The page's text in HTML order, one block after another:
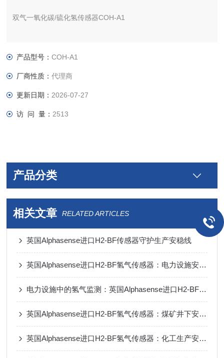
双气一氧化碳/硫化氢传感器COH-A1
COH-A1 型传感器在外型尺才和电极结构方面提供一个方法，在
硫化氢、酸气和类似于二氧化硫和氧化氮的交叉灵敏度。在便携
产品型号：COH-A1
厂商性质：代理商
更新日期： 2026-07-27
访 问 量： 2513
产品分类
相关文章 RELATED ARTICLES
英国Alphasense进口H2-BF传感器守护生产安稳线
英国Alphasense进口H2-BF氢气传感器：电力设施安稳守护者
电力设施中的氢气监测：英国Alphasense进口H2-BF传感器助力早期预警
英国Alphasense进口H2-BF氢气传感器：煤矿井下安稳卫士
英国Alphasense进口H2-BF氢气传感器：化工生产安全监测的得力助手